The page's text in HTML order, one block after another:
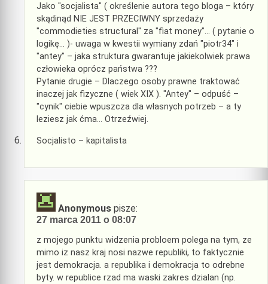
Jako "socjalista" ( określenie autora tego bloga – który
skądinąd NIE JEST PRZECIWNY sprzedaży
"commodieties structural" za "fiat money"… ( pytanie o
logikę… )- uwaga w kwestii wymiany zdań "piotr34" i
"antey" – jaka struktura gwarantuje jakiekolwiek prawa
człowieka oprócz państwa ???
Pytanie drugie – Dlaczego osoby prawne traktować
inaczej jak fizyczne ( wiek XIX ). "Antey" – odpuść –
"cynik" ciebie wpuszcza dla własnych potrzeb – a ty
leziesz jak ćma… Otrzeźwiej.
Socjalisto – kapitalista
Anonymous pisze:
27 marca 2011 o 08:07
z mojego punktu widzenia probloem polega na tym, ze
mimo iz nasz kraj nosi nazwe republiki, to faktycznie
jest demokracja. a republika i demokracja to odrebne
byty. w republice rzad ma waski zakres dzialan (np.